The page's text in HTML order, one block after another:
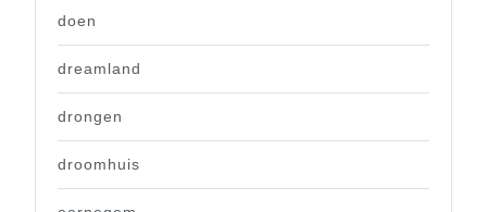
doen
dreamland
drongen
droomhuis